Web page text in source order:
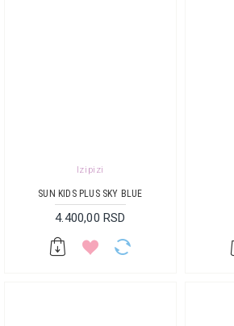
Izipizi
SUN KIDS PLUS SKY BLUE
4.400,00 RSD